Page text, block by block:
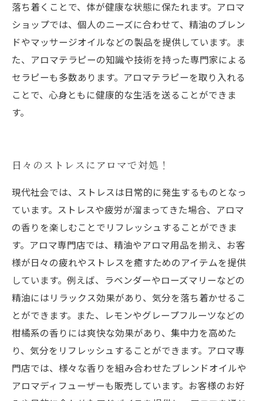
落ち着くことで、体が健康な状態に保たれます。アロマ
ショップでは、個人のニーズに合わせて、精油のブレン
ドやマッサージオイルなどの製品を提供しています。ま
た、アロマテラピーの知識や技術を持った専門家による
セラピーも多数あります。アロマテラピーを取り入れる
ことで、心身ともに健康的な生活を送ることができま
す。
日々のストレスにアロマで対処！
現代社会では、ストレスは日常的に発生するものとなっ
ています。ストレスや疲労が溜まってきた場合、アロマ
の香りを楽しむことでリフレッシュすることができま
す。アロマ専門店では、精油やアロマ用品を揃え、お客
様が日々の疲れやストレスを癒すためのアイテムを提供
しています。例えば、ラベンダーやローズマリーなどの
精油にはリラックス効果があり、気分を落ち着かせるこ
とができます。また、レモンやグレープフルーツなどの
柑橘系の香りには爽快な効果があり、集中力を高めた
り、気分をリフレッシュすることができます。アロマ専
門店では、様々な香りを組み合わせたブレンドオイルや
アロマディフューザーも販売しています。お客様のお好